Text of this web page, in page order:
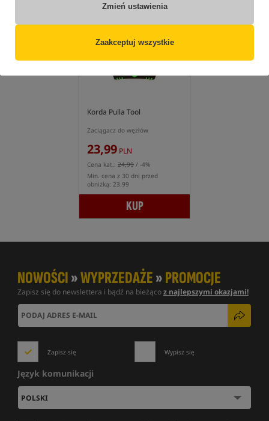
Zmień ustawienia
Zaakceptuj wszystkie
Korda Pulla Tool
Zaciągacz do węzłów
23,99 PLN
Cena kat.: 24,99 / -4%
Min. cena z 30 dni przed
obniżką: 23.99
KUP
NOWOŚCI»WYPRZEDAŻE»PROMOCJE
Zapisz się do newslettera i bądź na bieżącoz najlepszymi okazjami!
Zapisz się Wypisz się
Język komunikacji